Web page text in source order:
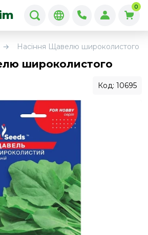
0
Насіння Щавелю широколистого
широколистого
Код: 10695